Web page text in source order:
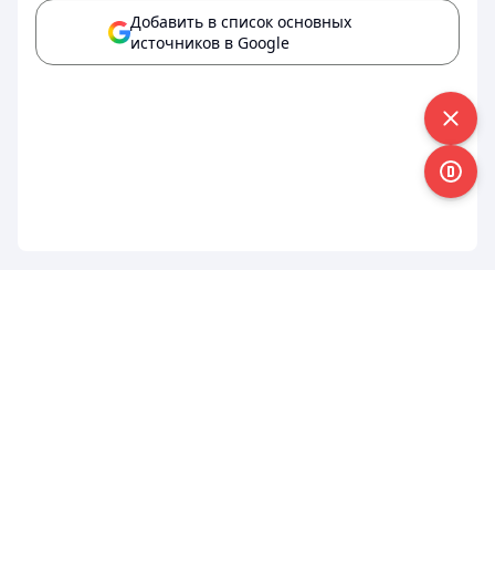
Добавить в список основных
источников в Google